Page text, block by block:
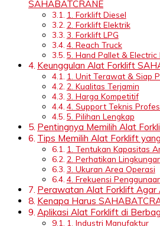
SAHABATCRANE
1. Forklift Diesel
2. Forklift Elektrik
3. Forklift LPG
4. Reach Truck
5. Hand Pallet & Electric
Keunggulan Alat Forklift
1. Unit Terawat & Siap
2. Kualitas Terjamin
3. Harga Kompetitif
4. Support Teknis
5. Pilihan Lengkap
Pentingnya Memilih Alat
Tips Memilih Alat Forklift
1. Tentukan Kapasitas
2. Perhatikan
3. Ukuran Area Operasi
4. Frekuensi
Perawatan Alat Forklift
Kenapa Harus
Aplikasi Alat Forklift di
1. Industri Manufaktur